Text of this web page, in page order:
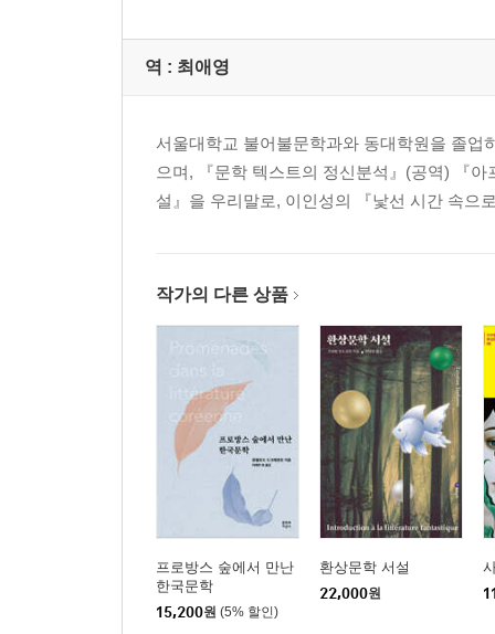
역 : 최애영
서울대학교 불어불문학과와 동대학원을 졸업
으며, 『문학 텍스트의 정신분석』(공역) 『
설』을 우리말로, 이인성의 『낯선 시간 속으
작가의 다른 상품
프로방스 숲에서 만난
한국문학
15,200원 (5% 할인)
환상문학 서설
22,000원